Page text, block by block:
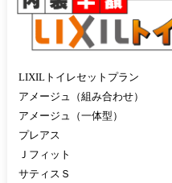
LIXILトイレセットプラン
アメージュ（組み合わせ）
アメージュ（一体型）
プレアス
Ｊフィット
サティスＳ